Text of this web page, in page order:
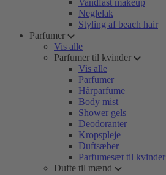
Vandfast makeup
Neglelak
Styling af beach hair
Parfumer
Vis alle
Parfumer til kvinder
Vis alle
Parfumer
Hårparfume
Body mist
Shower gels
Deodoranter
Kropspleje
Duftsæber
Parfumesæt til kvinder
Dufte til mænd